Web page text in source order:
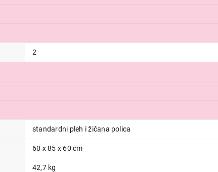
2
standardni pleh i žičana polica
60 x 85 x 60 cm
42,7 kg